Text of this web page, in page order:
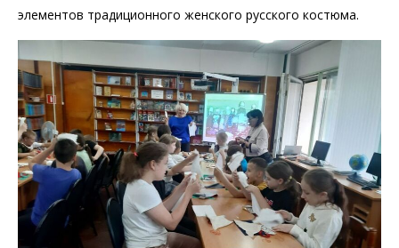
элементов традиционного женского русского костюма.